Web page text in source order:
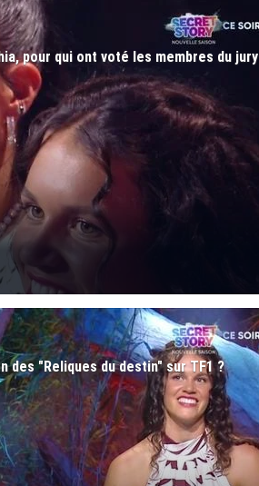
pour qui ont voté les membres du jury
des "Reliques du destin" sur TF1 ?